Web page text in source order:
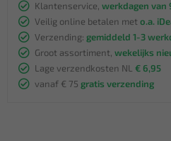
Klantenservice, werkdagen van
Veilig online betalen met o.a.
Verzending: gemiddeld 1-3
Groot assortiment, wekelijks
Lage verzendkosten NL € 6,95
vanaf € 75 gratis verzending